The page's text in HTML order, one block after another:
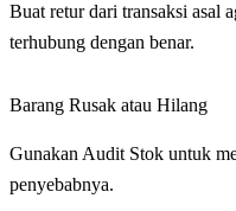
Buat retur dari transaksi asal
terhubung dengan benar.
Barang Rusak atau Hilang
Gunakan Audit Stok untuk
penyebabnya.